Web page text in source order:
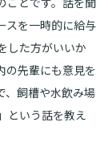
スを一時的に給与
した方がいいか
の先輩にも意見を
、飼槽や水飲み場
という話を教え